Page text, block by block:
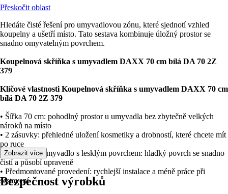
Přeskočit oblast
Hledáte čisté řešení pro umyvadlovou zónu, které sjednotí vzhled
koupelny a ušetří místo. Tato sestava kombinuje úložný prostor se
snadno omyvatelným povrchem.
Koupelnová skříňka s umyvadlem DAXX 70 cm bílá DA 70 2Z
379
Klíčové vlastnosti Koupelnová skříňka s umyvadlem DAXX 70 cm
bílá DA 70 2Z 379
• Šířka 70 cm: pohodlný prostor u umyvadla bez zbytečně velkých
nároků na místo
• 2 zásuvky: přehledné uložení kosmetiky a drobností, které chcete mít
po ruce
• Keramické umyvadlo s lesklým povrchem: hladký povrch se snadno
čistí a působí upraveně
• Předmontované provedení: rychlejší instalace a méně práce při
sestavení
Zobrazit více
Bezpečnost výrobků